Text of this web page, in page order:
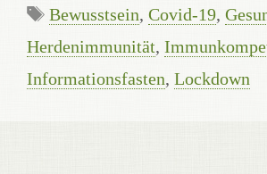
Tags
Bewusstsein, Covid-19,
Herdenimmunität,
Informationsfasten, Lockdown